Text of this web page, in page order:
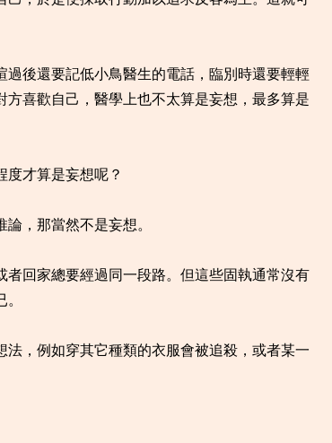
後還要記低小鳥醫生的電話，臨別時還要輕輕
喜歡自己，醫學上也不太算是妄想，最多算是
才算是妄想呢？
，那當然不是妄想。
回家總要經過同一段路。但這些固執通常沒有
，例如穿其它種類的衣服會被追殺，或者某一